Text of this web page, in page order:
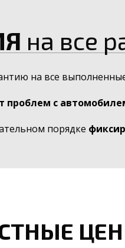
на все
на все
проблем с
порядке